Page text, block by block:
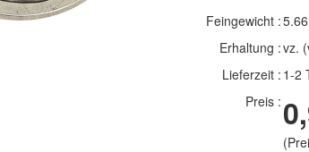
Feingewicht :
Erhaltung :vz.
Lieferzeit : 1-2
Preis :